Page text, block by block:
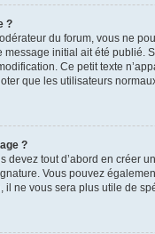
?
du forum, vous ne
initial ait été publié.
Ce petit texte
que les utilisateurs
?
tout d’abord en créer
Vous pouvez
ne vous sera plus utile de